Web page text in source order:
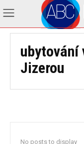
ABC
ubytování
Jizerou
No posts to display